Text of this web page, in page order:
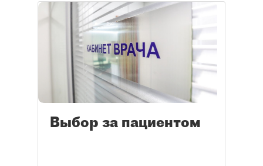
Выбор за пациентом